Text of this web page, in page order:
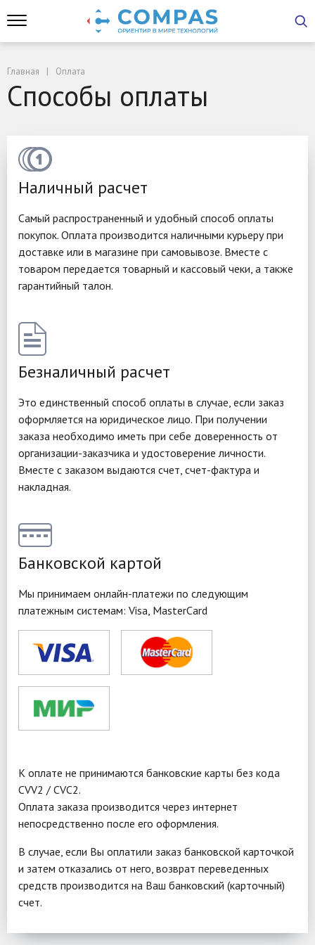
Главная Оплата
Способы оплаты
Наличный расчет
Самый распространенный и удобный способ оплаты
покупок. Оплата производится наличными курьеру при
доставке или в магазине при самовывозе. Вместе с
товаром передается товарный и кассовый чеки, а также
гарантийный талон.
Безналичный расчет
Это единственный способ оплаты в случае, если заказ
оформляется на юридическое лицо. При получении
заказа необходимо иметь при себе доверенность от
организации-заказчика и удостоверение личности.
Вместе с заказом выдаются счет, счет-фактура и
накладная.
Банковской картой
Мы принимаем онлайн-платежи по следующим
платежным системам: Visa, MasterCard
К оплате не принимаются банковские карты без кода
CVV2 / CVC2.
Оплата заказа производится через интернет
непосредственно после его оформления.
В случае, если Вы оплатили заказ банковской карточкой
и затем отказались от него, возврат переведенных
средств производится на Ваш банковский (карточный)
счет.